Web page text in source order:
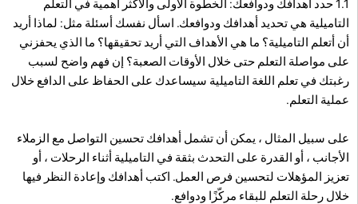
1.1 حدد أهدافك ودوافعك: الخطوة الأولى والأكثر أهمية في التعلم
التاميلية هي تحديد أهدافك ودوافعك. اسأل نفسك أسئلة مثل: لماذا أريد
أن أتعلم التاميلية؟ ما هي الأهداف التي أريد تحقيقها؟ ما الذي يحفزني
على مواصلة التعلم حتى خلال الأوقات الصعبة؟ إن فهم واضح لسبب
رغبتك في تعلم اللغة التاميلية سيساعدك على الحفاظ على الدافع خلال
عملية التعلم.
على سبيل المثال ، يمكن أن تشمل أهدافك تحسين التواصل مع الزملاء
الأجانب ، أو القدرة على التحدث بثقة في التاميلية أثناء الرحلات ، أو
تعزيز المؤهلات لتحسين فرص العمل. اكتب أهدافك وإعادة النظر فيها
خلال رحلة التعلم للبقاء مركّزًا ودوافع.